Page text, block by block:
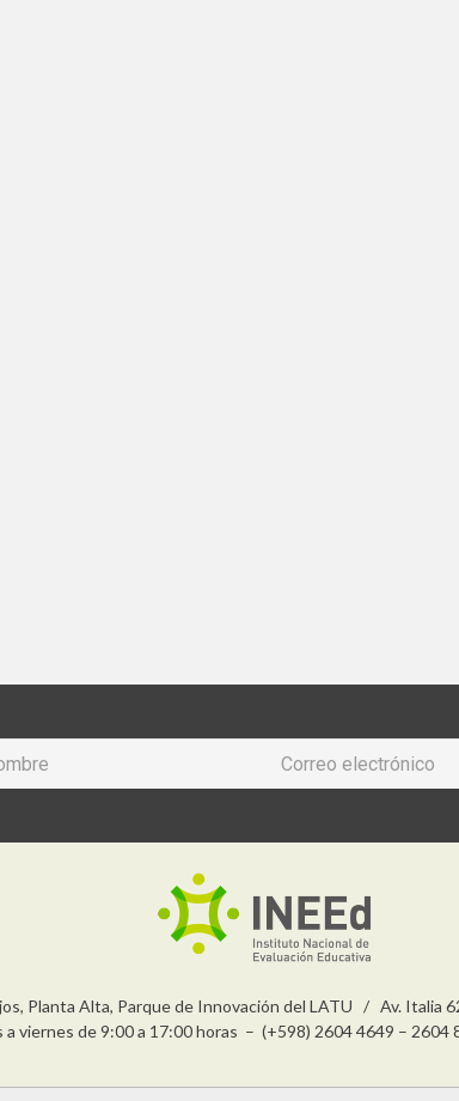
Planta Alta, Parque de Innovación del LATU / Av. Italia
a viernes de 9:00 a 17:00 horas – (+598) 2604 4649 – 2604